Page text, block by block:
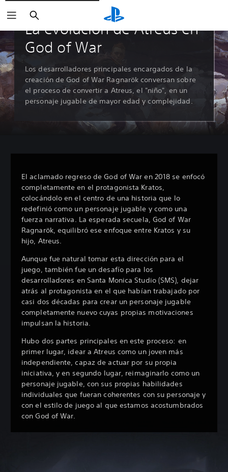
Buscar
La evolución de Atreus en
God of War
Los desarrolladores principales encargados de la
creación de God of War Ragnarök conversan sobre
el proceso de convertir a Atreus, el "niño", en un
personaje jugable de mayor edad y complejidad.
El aclamado regreso de God of War en 2018 se enfocó
completamente en el protagonista Kratos,
colocándolo en el centro de una historia que lo
redefinió como un personaje jugable y como una
fuerza narrativa. La esperada secuela, God of War
Ragnarök, equilibró ese enfoque entre Kratos y su
hijo, Atreus.
Aunque fue natural tomar esta dirección para el
juego, también fue un desafío para los
desarrolladores en Santa Monica Studio (SMS), dejar
atrás al protagonista en el que habían trabajado por
casi dos décadas para crear un personaje jugable
completamente nuevo cuyas propias motivaciones
impulsan la historia.
Hubo dos partes principales en este proceso: en
primer lugar, idear a Atreus como un joven más
independiente, capaz de actuar por su propia
iniciativa, y en segundo lugar, reimaginarlo como un
personaje jugable, con sus propias habilidades
individuales que fueran coherentes con su personaje y
con el estilo de juego al que estamos acostumbrados
con God of War.